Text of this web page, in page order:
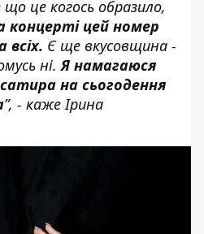
це когось образило,
концерті цей номер
Є ще вкусовщина -
ні.Я намагаюся
на сьогодення
”, - каже Ірина